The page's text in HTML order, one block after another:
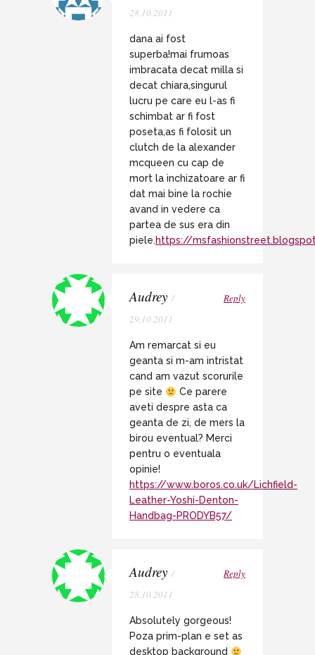
28.10.2011
dana ai fost
superba!mai frumoas
imbracata decat milla si
decat chiara,singurul
lucru pe care eu l-as fi
schimbat ar fi fost
poseta,as fi folosit un
clutch de la alexander
mcqueen cu cap de
mort la inchizatoare ar fi
dat mai bine la rochie
avand in vedere ca
partea de sus era din
piele.https://
Audrey /
29.10.2011
Reply
Am remarcat si eu
geanta si m-am intristat
cand am vazut scorurile
pe site
Ce parere
aveti despre asta ca
geanta de zi, de mers la
birou eventual? Merci
pentru o eventuala
opinie!
https://www.boros.co.uk/Lichfield-
Leather-Yoshi-Denton-
Handbag-PRODYB57/
Audrey /
28.10.2011
Reply
Absolutely gorgeous!
Poza prim-plan e set as
desktop background